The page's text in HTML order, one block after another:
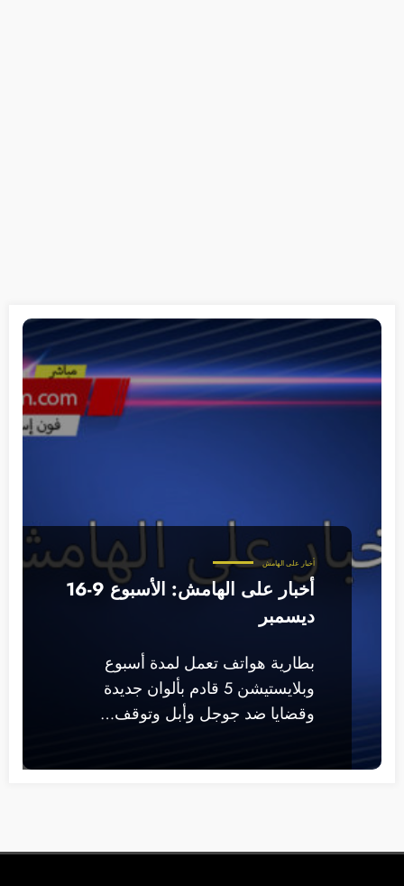
أخبار على الهامش
أخبار على الهامش: الأسبوع 9-16
ديسمبر
بطارية هواتف تعمل لمدة أسبوع
وبلايستيشن 5 قادم بألوان جديدة
وقضايا ضد جوجل وأبل وتوقف…